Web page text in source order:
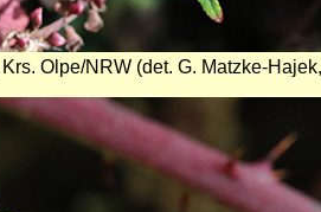
Olpe/NRW (det. G. Matzke-